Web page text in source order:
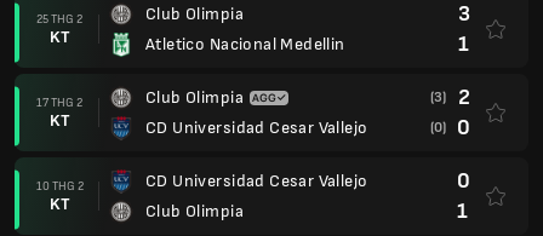
25 THG 2
KT
Club Olimpia
Atletico Nacional Medellin
3
1
17 THG 2
KT
Club Olimpia
CD Universidad Cesar Vallejo
(3) 2
(0) 0
10 THG 2
KT
CD Universidad Cesar Vallejo
Club Olimpia
0
1